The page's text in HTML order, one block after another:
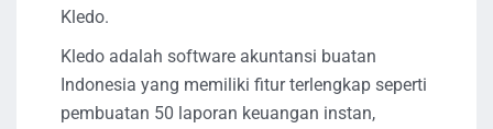
Kledo.
Kledo adalah software akuntansi buatan
Indonesia yang memiliki fitur terlengkap seperti
pembuatan 50 laporan keuangan instan,